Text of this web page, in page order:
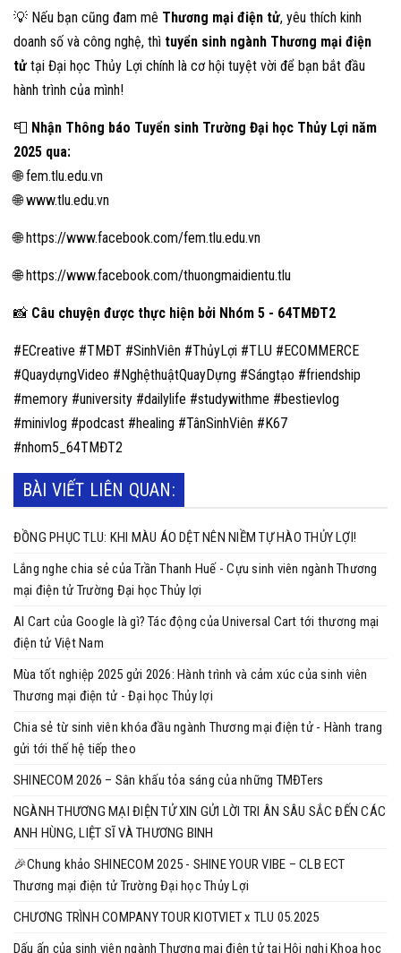
💡 Nếu bạn cũng đam mê Thương mại điện tử, yêu thích kinh
doanh số và công nghệ, thì tuyển sinh ngành Thương mại điện
tử tại Đại học Thủy Lợi chính là cơ hội tuyệt vời để bạn bắt đầu
hành trình của mình!
📮 Nhận Thông báo Tuyển sinh Trường Đại học Thủy Lợi năm
2025 qua:
🌐fem.tlu.edu.vn
🌐www.tlu.edu.vn
🌐 https://www.facebook.com/fem.tlu.edu.vn
🌐 https://www.facebook.com/thuongmaidientu.tlu
📸 Câu chuyện được thực hiện bởi Nhóm 5 - 64TMĐT2
#ECreative #TMĐT #SinhViên #ThủyLợi #TLU #ECOMMERCE
#QuaydựngVideo #NghệthuậtQuayDựng #Sángtạo #friendship
#memory #university #dailylife #studywithme #bestievlog
#minivlog #podcast #healing #TânSinhViên #K67
#nhom5_64TMĐT2
BÀI VIẾT LIÊN QUAN:
ĐỒNG PHỤC TLU: KHI MÀU ÁO DỆT NÊN NIỀM TỰ HÀO THỦY LỢI!
Lắng nghe chia sẻ của Trần Thanh Huế - Cựu sinh viên ngành Thương
mại điện tử Trường Đại học Thủy lợi
AI Cart của Google là gì? Tác động của Universal Cart tới thương mại
điện tử Việt Nam
Mùa tốt nghiệp 2025 gửi 2026: Hành trình và cảm xúc của sinh viên
Thương mại điện tử - Đại học Thủy lợi
Chia sẻ từ sinh viên khóa đầu ngành Thương mại điện tử - Hành trang
gửi tới thế hệ tiếp theo
SHINECOM 2026 – Sân khấu tỏa sáng của những TMĐTers
NGÀNH THƯƠNG MẠI ĐIỆN TỬ XIN GỬI LỜI TRI ÂN SÂU SẮC ĐẾN CÁC
ANH HÙNG, LIỆT SĨ VÀ THƯƠNG BINH
🎉Chung khảo SHINECOM 2025 - SHINE YOUR VIBE – CLB ECT
Thương mại điện tử Trường Đại học Thủy Lợi
CHƯƠNG TRÌNH COMPANY TOUR KIOTVIET x TLU 05.2025
Dấu ấn của sinh viên ngành Thương mại điện tử tại Hội nghị Khoa học